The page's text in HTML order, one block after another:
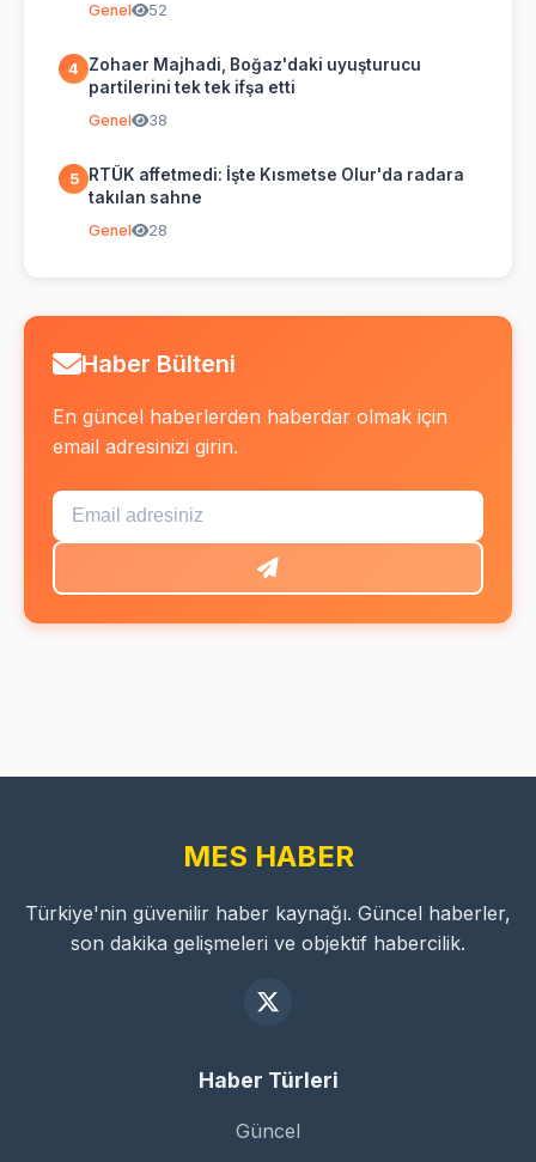
Genel 52
4
Zohaer Majhadi, Boğaz'daki uyuşturucu
partilerini tek tek ifşa etti
Genel 38
5
RTÜK affetmedi: İşte Kısmetse Olur'da radara
takılan sahne
Genel 28
Haber Bülteni
En güncel haberlerden haberdar olmak için
email adresinizi girin.
MES HABER
Türkiye'nin güvenilir haber kaynağı. Güncel haberler,
son dakika gelişmeleri ve objektif habercilik.
Haber Türleri
Güncel